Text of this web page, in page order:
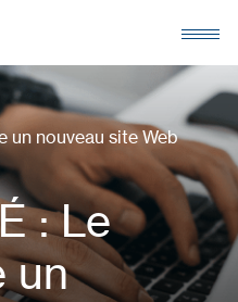
un nouveau site Web
: Le
un